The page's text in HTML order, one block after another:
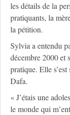
les détails de la
pratiquants, la
la pétition.
Sylvia a entendu
décembre 2000 et
pratique. Elle
Dafa.
« J’étais une
le monde qui